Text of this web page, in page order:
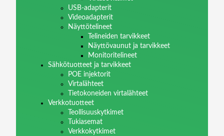
USB-adapterit
Videoadapterit
Näyttötelineet
Telineiden tarvikkeet
Näyttövaunut ja tarvikkeet
Monitoritelineet
Sähkötuotteet ja tarvikkeet
POE injektorit
Virtalähteet
Tietokoneiden virtalähteet
Verkkotuotteet
Teollisuuskytkimet
Tukiasemat
Verkkokytkimet